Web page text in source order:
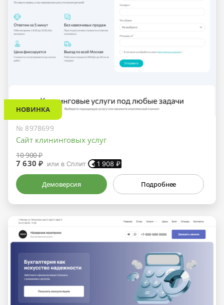
НОВИНКА
№ 8978699
Сайт клининговых услуг
10 900 ₽
7 630 ₽ или в Сплит 1 908 ₽
Демоверсия Подробнее